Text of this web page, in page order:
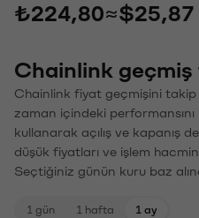
₺224,80≈$25,87
Chainlink geçmiş
Chainlink fiyat geçmişini takip
zaman içindeki
kullanarak açılış ve kapanış
düşük fiyatları ve işlem
Seçtiğiniz günün kuru baz
1 gün 1 hafta 1 ay